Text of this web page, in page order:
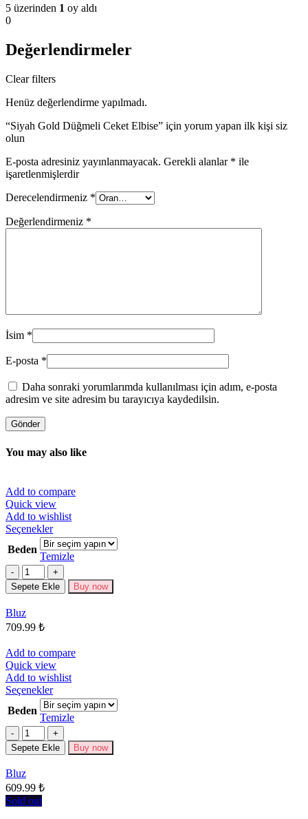
5 üzerinden 1 oy aldı
0
Değerlendirmeler
Clear filters
Henüz değerlendirme yapılmadı.
“Siyah Gold Düğmeli Ceket Elbise” için yorum yapan ilk kişi siz
olun
E-posta adresiniz yayınlanmayacak. Gerekli alanlar * ile
işaretlenmişlerdir
Derecelendirmeniz *
Değerlendirmeniz *
İsim *
E-posta *
Daha sonraki yorumlarımda kullanılması için adım, e-posta
adresim ve site adresim bu tarayıcıya kaydedilsin.
You may also like
Add to compare
Quick view
Add to wishlist
SeçeneklerBu
ürünün
birden
fazla
varyasyonu
var.
Beden
Temizle
Miktar
Sepete Ekle Buy now
Bluz
709.99 ₺
Add to compare
Quick view
Add to wishlist
SeçeneklerBu
ürünün
birden
fazla
varyasyonu
var.
Beden
Temizle
Miktar
Sepete Ekle Buy now
Bluz
609.99 ₺
Sold out